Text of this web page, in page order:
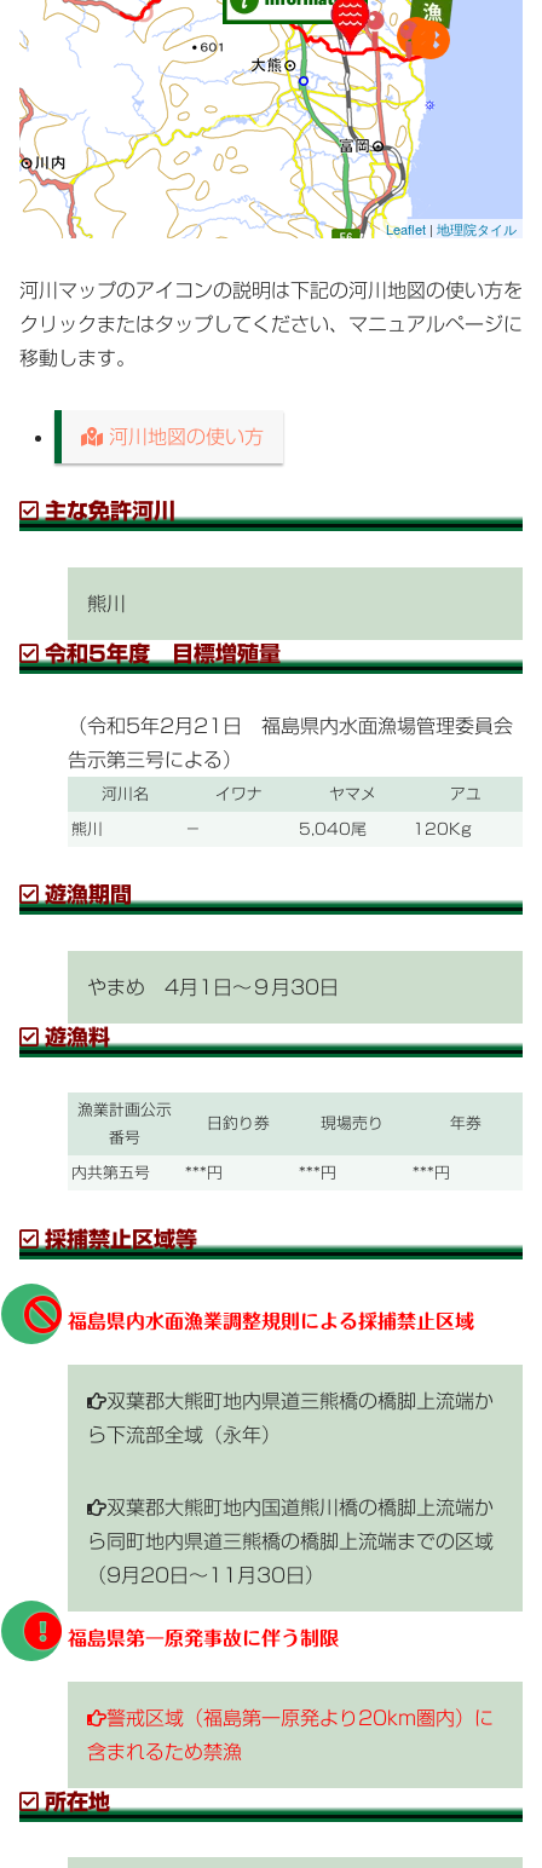
Leaflet | 地理院タイル
河川マップのアイコンの説明は下記の河川地図の使い方を
クリックまたはタップしてください、マニュアルページに
移動します。
河川地図の使い方
主な免許河川
熊川
令和5年度 目標増殖量
（令和5年2月21日 福島県内水面漁場管理委員会
告示第三号による）
河川名 イワナ ヤマメ アユ
熊川 － 5,040尾 120Kg
遊漁期間
やまめ 4月1日～９月30日
遊漁料
漁業計画公示
番号
日釣り券 現場売り 年券
内共第五号 ***円 ***円 ***円
採捕禁止区域等
福島県内水面漁業調整規則 による採捕禁止区域
双葉郡大熊町地内県道三熊橋の橋脚上流端か
ら下流部全域（永年）
双葉郡大熊町地内 国道熊川橋の橋脚上流端か
ら同町地内県道三熊橋の橋脚上流端までの区域
（9月20日～11月30日）
福島県第一原発事故に伴う制限
警戒区域（福島第一原発より20km圏内）に
含まれるため禁漁
所在地